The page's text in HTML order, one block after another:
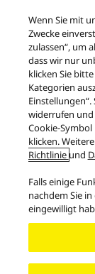
Wenn Sie mit
Zwecke
zulassen“, um
dass wir nur
klicken Sie
Kategorien
widerrufen und
Cookie-
klicken.
Richtlinie und
Falls einige
nachdem Sie
eingewilligt